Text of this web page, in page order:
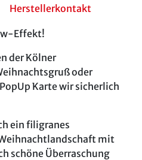
Herstellerkontakt
Effekt!
der Kölner
oder
Karte wir sicherlich
ein filigranes
mit
schöne Überraschung